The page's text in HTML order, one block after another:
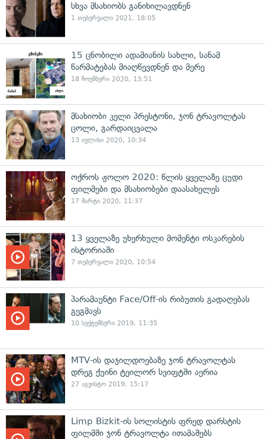
სხვა მსახიობს განიხილავდნენ
1 თებერვალი 2021, 18:05
15 ცნობილი ადამიანის სახლი, სანამ
წარმატებას მიაღწევდნენ და მერე
18 ნოემბერი 2020, 13:51
მსახიობი კელი პრესტონი, ჯონ ტრავოლტას
ცოლი, გარდაიცვალა
13 ივლისი 2020, 10:34
ოქროს ჟოლო 2020: წლის ყველაზე ცუდი
ფილმები და მსახიობები დაასახელეს
17 მარტი 2020, 11:37
13 ყველაზე უხერხული მომენტი ოსკარების
ისტორიაში
7 თებერვალი 2020, 10:54
პარამაუნტი Face/Off-ის რიბუთის გადაღებას
გეგმავს
10 სექტემბერი 2019, 11:35
MTV-ის დაჯილდოებაზე ჯონ ტრავოლტას
დრეგ ქუინი ტეილორ სვიფტში აერია
27 აგვისტო 2019, 15:17
Limp Bizkit-ის სოლისტის ფრედ დარსტის
ფილმში ჯონ ტრავოლტა ითამაშებს